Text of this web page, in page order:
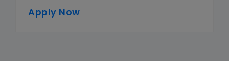
Apply Now